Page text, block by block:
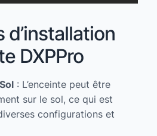
d’installation
DXPPro
: L’enceinte peut être
sur le sol, ce qui est
configurations et